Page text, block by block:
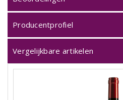
Producentprofiel
Vergelijkbare artikelen